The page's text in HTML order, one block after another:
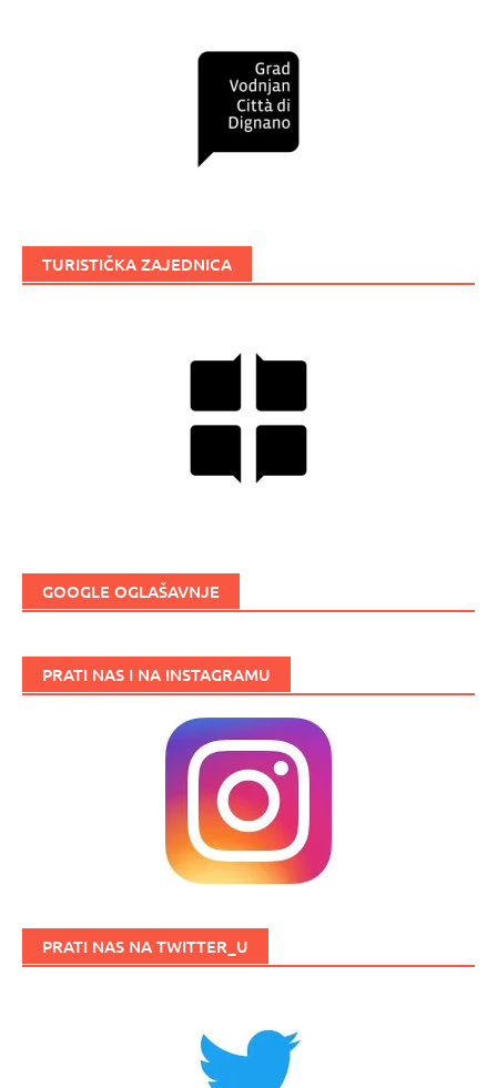
TURISTIČKA ZAJEDNICA
GOOGLE OGLAŠAVNJE
PRATI NAS I NA INSTAGRAMU
PRATI NAS NA TWITTER_U